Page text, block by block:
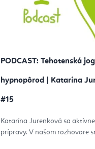
PODCAST: Tehotenská
hypnopôrod | Katarína
#15
Katarína Jurenková sa
prípravy. V našom rozhovore